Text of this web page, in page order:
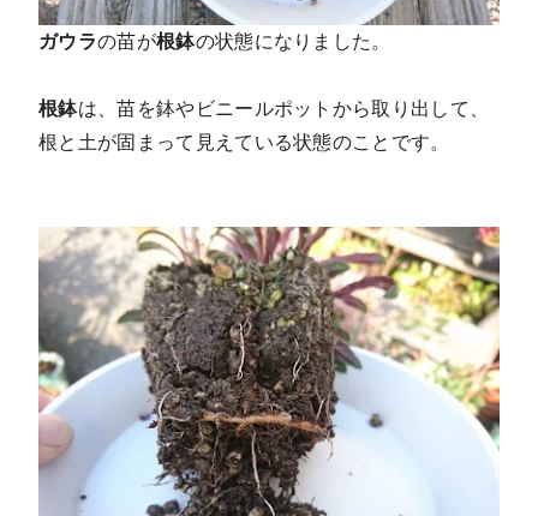
ガウラの苗が根鉢の状態になりました。
根鉢は、苗を鉢やビニールポットから取り出して、
根と土が固まって見えている状態のことです。